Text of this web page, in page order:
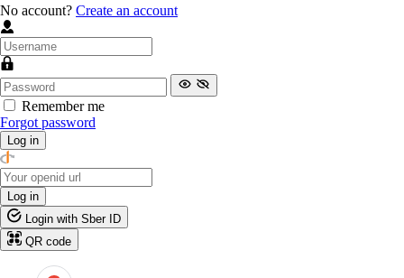
No account? Create an account
Remember me
Forgot password
Log in
Log in
Login with Sber ID
QR code